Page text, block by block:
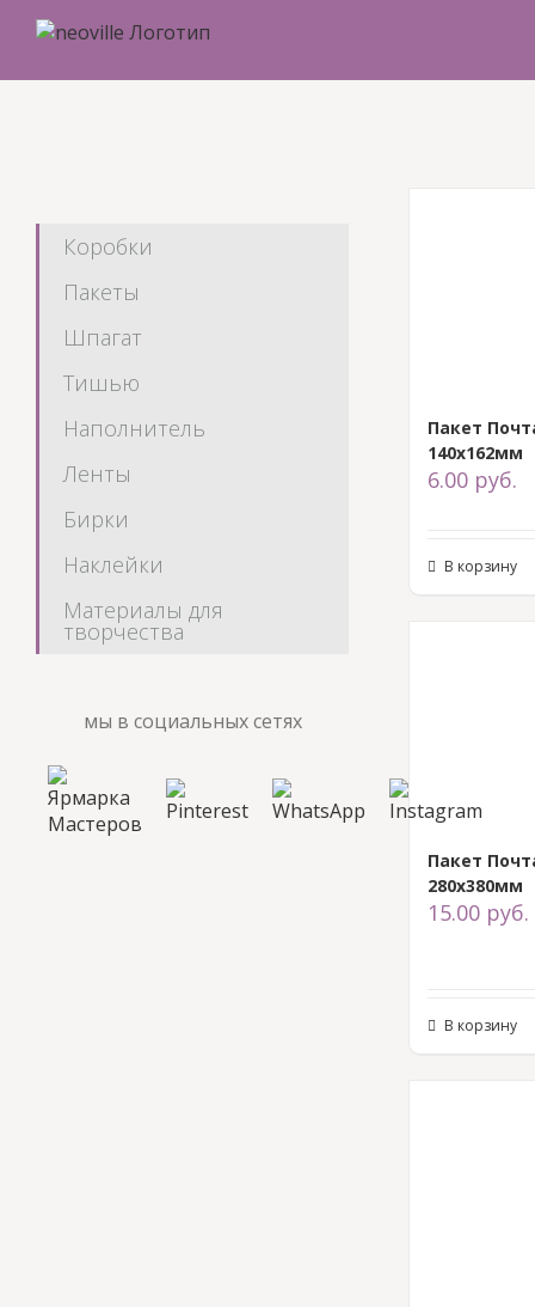
Пакет
140х162мм
6.00 руб.
В корзину
Пакет
280х380мм
15.00 руб.
В корзину
Коробки
Пакеты
Шпагат
Тишью
Наполнитель
Ленты
Бирки
Наклейки
Материалы для
творчества
мы в социальных сетях